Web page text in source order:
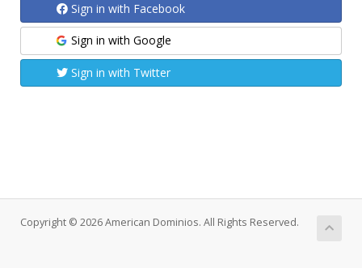
Sign in with Facebook
Sign in with Google
Sign in with Twitter
Copyright © 2026 American Dominios. All Rights Reserved.